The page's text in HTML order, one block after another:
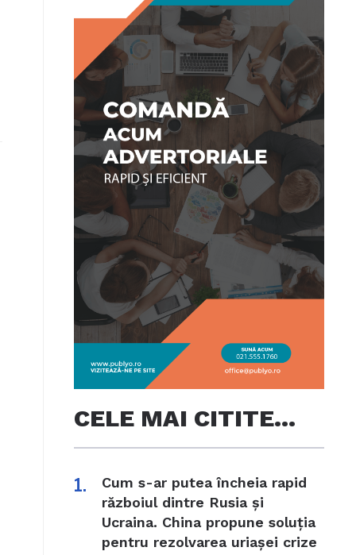
CELE MAI CITITE…
Cum s-ar putea încheia rapid
războiul dintre Rusia și
Ucraina. China propune soluția
pentru rezolvarea uriașei crize